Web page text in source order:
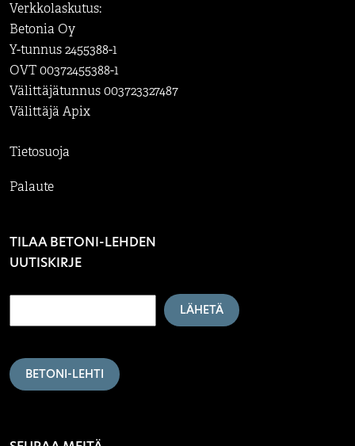
Verkkolaskutus:
Betonia Oy
Y-tunnus 2455388-1
OVT 00372455388-1
Välittäjätunnus 003723327487
Välittäjä Apix
Tietosuoja
Palaute
TILAA BETONI-LEHDEN
UUTISKIRJE
LÄHETÄ
BETONI-LEHTI